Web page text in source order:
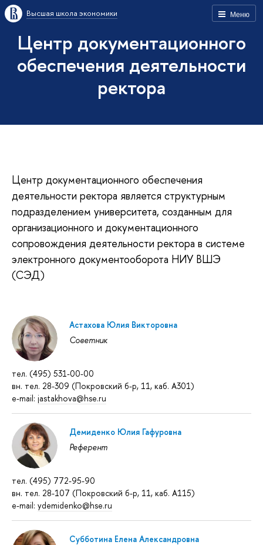
Меню
Высшая школа экономики
Центр документационного
обеспечения деятельности
ректора
Центр документационного обеспечения
деятельности ректора является структурным
подразделением университета, созданным для
организационного и документационного
сопровождения деятельности ректора в системе
электронного документооборота НИУ ВШЭ
(СЭД)
Астахова Юлия Викторовна
Советник
тел. (495) 531-00-00
вн. тел. 28-309 (Покровский б-р, 11, каб. А301)
e-mail: jastakhova@hse.ru
Демиденко Юлия Гафуровна
Референт
тел. (495) 772-95-90
вн. тел. 28-107 (Покровский б-р, 11, каб. А115)
e-mail: ydemidenko@hse.ru
Субботина Елена Александровна